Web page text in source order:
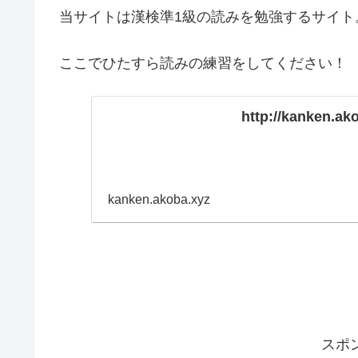
当サイトは漢検準1級の読みを勉強するサイト
ここでひたすら読みの練習をしてください！
http://
kanken.akoba.xyz
スポ